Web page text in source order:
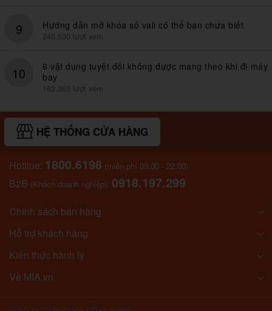
9 Hướng dẫn mở khóa số vali có thể bạn chưa biết
245,530 lượt xem
10
6 vật dụng tuyệt đối không được mang theo khi đi máy
bay
163,363 lượt xem
HỆ THỐNG CỬA HÀNG
Hotline: 1800.6198 (miễn phí 09:00 - 22:00)
B2B (Khách doanh nghiệp): 0918.197.299
Chính sách bán hàng
Hỗ trợ khách hàng
Kiến thức hành lý
Về MIA.vn